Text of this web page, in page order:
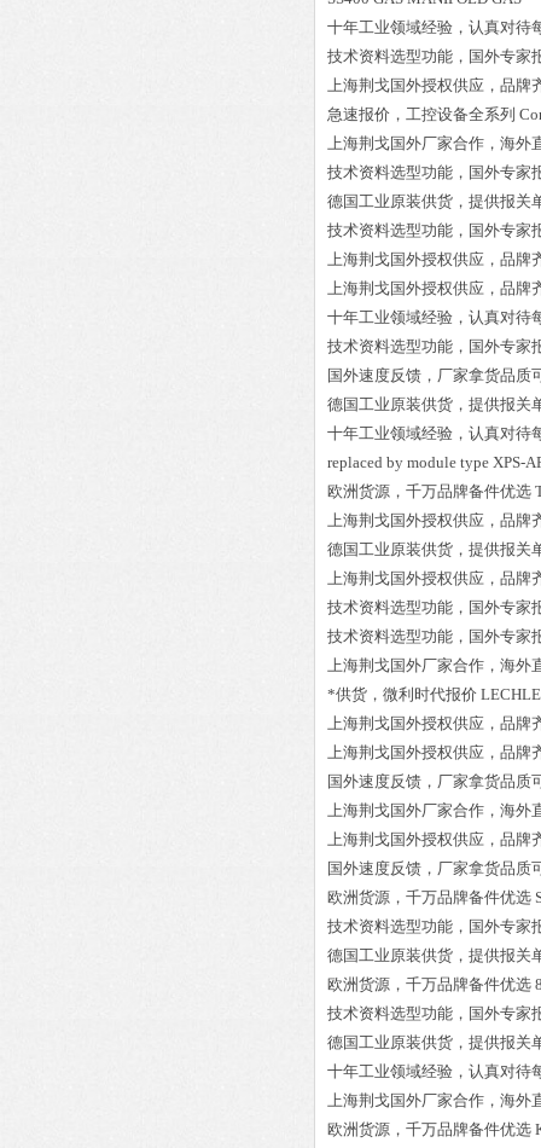
十年工业领域经验，认真对待
技术资料选型功能，国外专家
上海荆戈国外授权供应，品牌
急速报价，工控设备全系列
上海荆戈国外厂家合作，海外
技术资料选型功能，国外专家
德国工业原装供货，提供报关
技术资料选型功能，国外专家
上海荆戈国外授权供应，品牌
上海荆戈国外授权供应，品牌
十年工业领域经验，认真对待
技术资料选型功能，国外专家
国外速度反馈，厂家拿货品质
德国工业原装供货，提供报关
十年工业领域经验，认真对待
replaced by module type XPS-
欧洲货源，千万品牌备件优选
上海荆戈国外授权供应，品牌
德国工业原装供货，提供报关
上海荆戈国外授权供应，品牌
技术资料选型功能，国外专家
技术资料选型功能，国外专家
上海荆戈国外厂家合作，海外
*供货，微利时代报价
上海荆戈国外授权供应，品牌
上海荆戈国外授权供应，品牌
国外速度反馈，厂家拿货品质
上海荆戈国外厂家合作，海外
上海荆戈国外授权供应，品牌
国外速度反馈，厂家拿货品质
欧洲货源，千万品牌备件优选
技术资料选型功能，国外专家
德国工业原装供货，提供报关
欧洲货源，千万品牌备件优选
技术资料选型功能，国外专家
德国工业原装供货，提供报关
十年工业领域经验，认真对待
上海荆戈国外厂家合作，海外
欧洲货源，千万品牌备件优选